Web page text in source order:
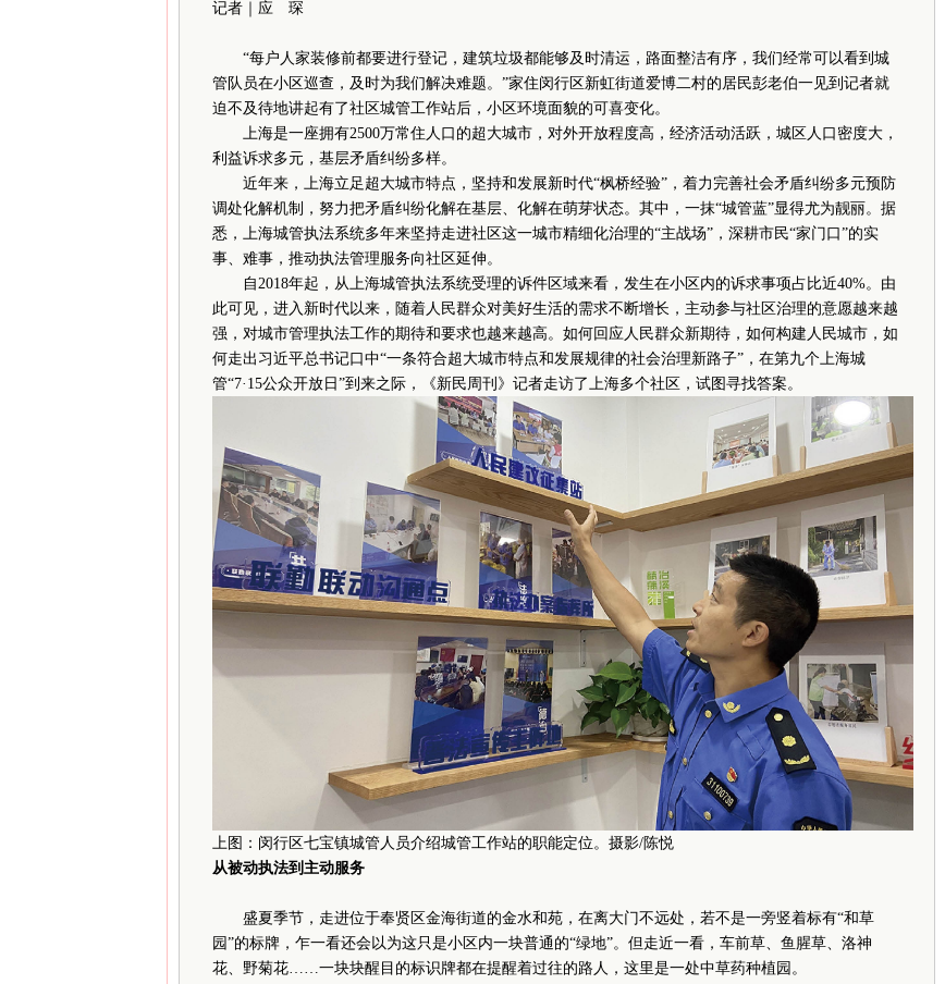
记者｜应 琛
“每户人家装修前都要进行登记，建筑垃圾都能够及时清运，路面整洁有序，我们经常可以看到城
管队员在小区巡查，及时为我们解决难题。”家住闵行区新虹街道爱博二村的居民彭老伯一见到记者就
迫不及待地讲起有了社区城管工作站后，小区环境面貌的可喜变化。
上海是一座拥有2500万常住人口的超大城市，对外开放程度高，经济活动活跃，城区人口密度大，
利益诉求多元，基层矛盾纠纷多样。
近年来，上海立足超大城市特点，坚持和发展新时代“枫桥经验”，着力完善社会矛盾纠纷多元预防
调处化解机制，努力把矛盾纠纷化解在基层、化解在萌芽状态。其中，一抹“城管蓝”显得尤为靓丽。据
悉，上海城管执法系统多年来坚持走进社区这一城市精细化治理的“主战场”，深耕市民“家门口”的实
事、难事，推动执法管理服务向社区延伸。
自2018年起，从上海城管执法系统受理的诉件区域来看，发生在小区内的诉求事项占比近40%。由
此可见，进入新时代以来，随着人民群众对美好生活的需求不断增长，主动参与社区治理的意愿越来越
强，对城市管理执法工作的期待和要求也越来越高。如何回应人民群众新期待，如何构建人民城市，如
何走出习近平总书记口中“一条符合超大城市特点和发展规律的社会治理新路子”，在第九个上海城
管“7·15公众开放日”到来之际，《新民周刊》记者走访了上海多个社区，试图寻找答案。
上图：闵行区七宝镇城管人员介绍城管工作站的职能定位。摄影/陈悦
从被动执法到主动服务
盛夏季节，走进位于奉贤区金海街道的金水和苑，在离大门不远处，若不是一旁竖着标有“和草
园”的标牌，乍一看还会以为这只是小区内一块普通的“绿地”。但走近一看，车前草、鱼腥草、洛神
花、野菊花……一块块醒目的标识牌都在提醒着过往的路人，这里是一处中草药种植园。